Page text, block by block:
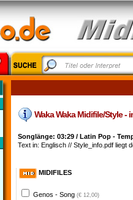
Waka Waka Midifile/Style -
Songlänge: 03:29 / Latin Pop -
Text in: Englisch // Style_info.pdf liegt
MIDIFILES
Genos - Song (€ 12,00)